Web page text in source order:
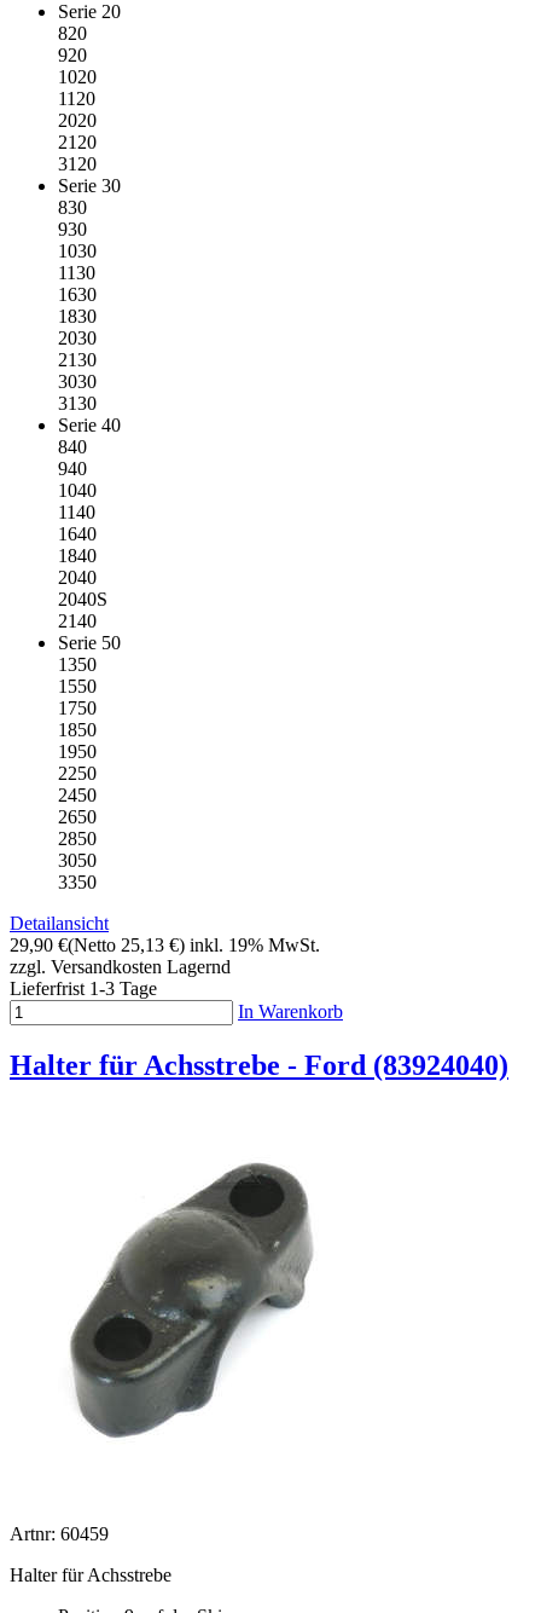
Serie 20
820
920
1020
1120
2020
2120
3120
Serie 30
830
930
1030
1130
1630
1830
2030
2130
3030
3130
Serie 40
840
940
1040
1140
1640
1840
2040
2040S
2140
Serie 50
1350
1550
1750
1850
1950
2250
2450
2650
2850
3050
3350
Detailansicht
29,90 €(Netto 25,13 €) inkl. 19% MwSt.
zzgl. Versandkosten Lagernd
Lieferfrist 1-3 Tage
In Warenkorb
Halter für Achsstrebe - Ford (83924040)
Artnr: 60459
Halter für Achsstrebe